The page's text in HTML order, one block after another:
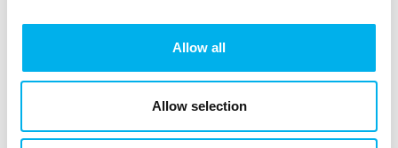
Allow all
Allow selection